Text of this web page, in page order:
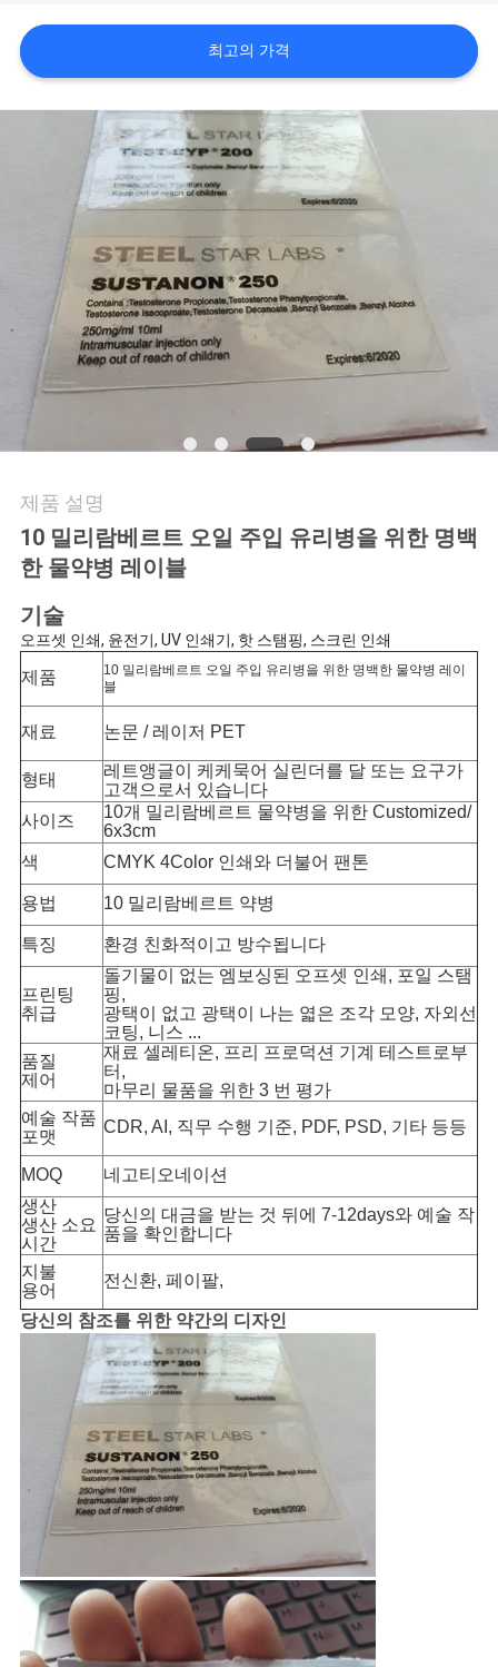
질
스
우
사
이
트
맵
PRIVACY
POLICY
최고의 가격
제품 설명
10 밀리람베르트 오일 주입 유리병을 위한 명백
한 물약병 레이블
기술
오프셋 인쇄, 윤전기, UV 인쇄기, 핫 스탬핑, 스크린 인쇄
제품
10 밀리람베르트 오일 주입 유리병을 위한 명백한 물약병 레이
블
재료 논문 / 레이저 PET
형태
레트앵글이 케케묵어 실린더를 달 또는 요구가
고객으로서 있습니다
사이즈
10개 밀리람베르트 물약병을 위한 Customized/
6x3cm
색
CMYK 4Color 인쇄와 더불어 팬톤
용법 10 밀리람베르트 약병
특징 환경 친화적이고 방수됩니다
프린팅
취급
돌기물이 없는 엠보싱된 오프셋 인쇄, 포일 스탬
핑,
광택이 없고 광택이 나는 엷은 조각 모양, 자외선
코팅, 니스 ...
품질
제어
재료 셀레티온, 프리 프로덕션 기계 테스트로부
터,
마무리 물품을 위한 3 번 평가
예술 작품
포맷
CDR, AI, 직무 수행 기준, PDF, PSD, 기타 등등
MOQ
네고티오네이션
생산
생산 소요
시간
당신의 대금을 받는 것 뒤에 7-12days와 예술 작
품을 확인합니다
지불
용어
전신환, 페이팔,
당신의 참조를 위한 약간의 디자인